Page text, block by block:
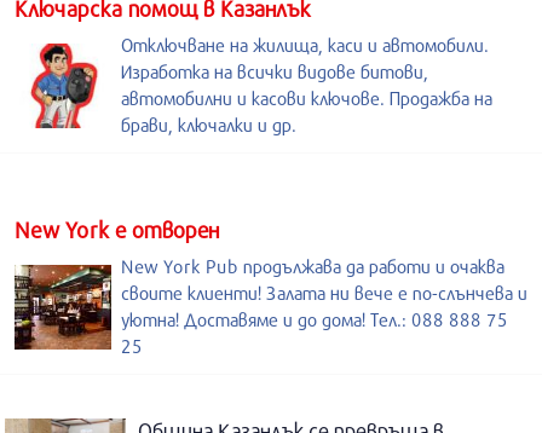
Kлючарска помощ в Казанлък
Отключване на жилища, каси и автомобили.
Изработка на всички видове битови,
автомобилни и касови ключове. Продажба на
брави, ключалки и др.
New York е отворен
New York Pub продължава да работи и очаква
своите клиенти! Залата ни вече е по-слънчева и
уютна! Доставяме и до дома! Тел.: 088 888 75
25